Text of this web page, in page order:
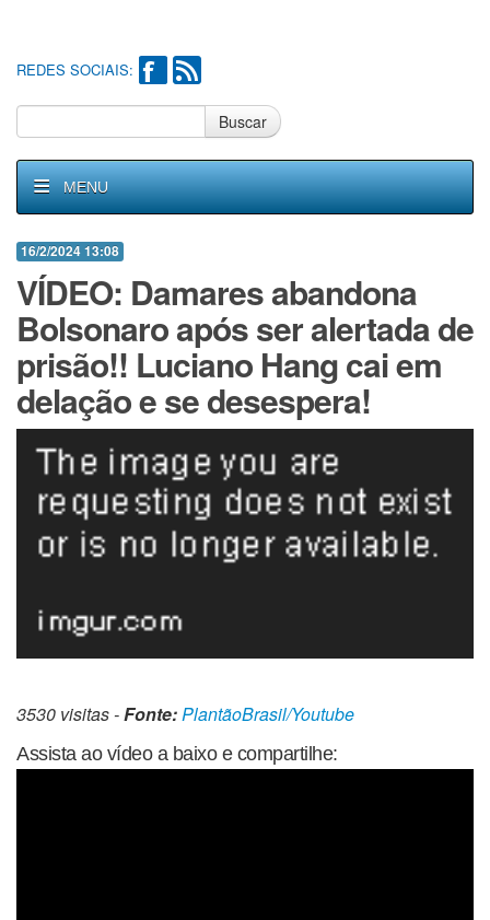
REDES SOCIAIS:
Buscar
MENU
16/2/2024 13:08
VÍDEO: Damares abandona
Bolsonaro após ser alertada de
prisão!! Luciano Hang cai em
delação e se desespera!
3530 visitas -Fonte:PlantãoBrasil/Youtube
Assista ao vídeo a baixo e compartilhe: